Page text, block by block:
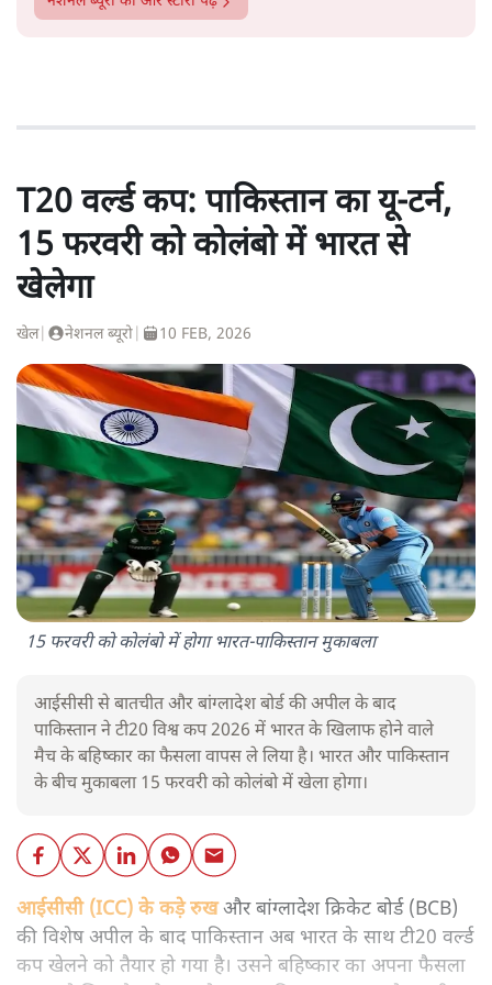
T20 वर्ल्ड कप: पाकिस्तान का यू-टर्न,
15 फरवरी को कोलंबो में भारत से
खेलेगा
खेल| नेशनल ब्यूरो 10 FEB, 2026
15 फरवरी को कोलंबो में होगा भारत-पाकिस्तान मुकाबला
आईसीसी से बातचीत और बांग्लादेश बोर्ड की अपील के बाद
पाकिस्तान ने टी20 विश्व कप 2026 में भारत के खिलाफ होने वाले
मैच के बहिष्कार का फैसला वापस ले लिया है। भारत और पाकिस्तान
के बीच मुकाबला 15 फरवरी को कोलंबो में खेला होगा।
आईसीसी (ICC) के कड़े रुखऔर बांग्लादेश क्रिकेट बोर्ड (BCB)
की विशेष अपील के बाद पाकिस्तान अब भारत के साथ टी20 वर्ल्ड
कप खेलने को तैयार हो गया है। उसने बहिष्कार का अपना फैसला